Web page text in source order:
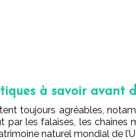
à savoir avant
toujours agréables,
par les falaises, les chaînes
naturel mondial de